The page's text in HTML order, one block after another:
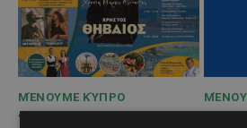
ΜΈΝΟΥΜΕ ΚΎΠΡΟ
Το 10ο Φεστιβάλ